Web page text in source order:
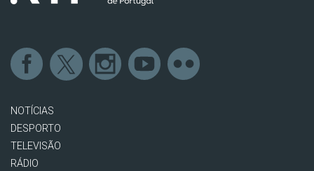
NOTÍCIAS
DESPORTO
TELEVISÃO
RÁDIO